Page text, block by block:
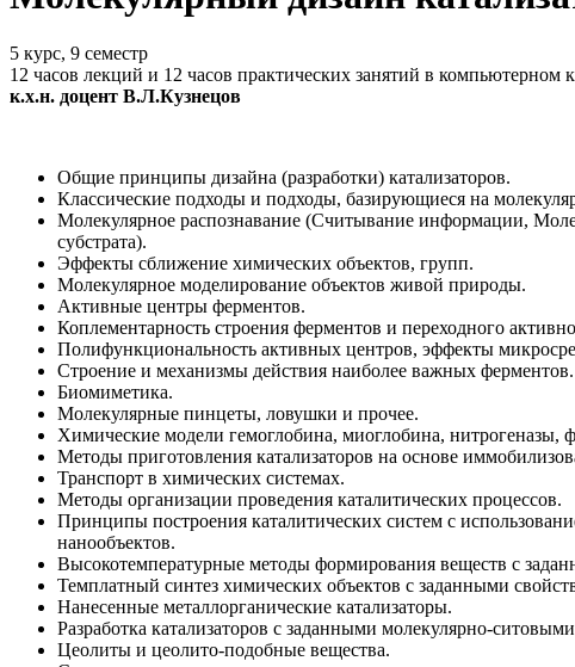
5 курс, 9 семестр
12 часов лекций и 12 часов практических занятий в компьютерном
к.х.н. доцент В.Л.Кузнецов
Общие принципы дизайна (разработки) катализаторов.
Классические подходы и подходы, базирующиеся на
Молекулярное распознавание (Считывание информации,
субстрата).
Эффекты сближение химических объектов, групп.
Молекулярное моделирование объектов живой природы.
Активные центры ферментов.
Коплементарность строения ферментов и переходного
Полифункциональность активных центров, эффекты
Строение и механизмы действия наиболее важных ферментов.
Биомиметика.
Молекулярные пинцеты, ловушки и прочее.
Химические модели гемоглобина, миоглобина, нитрогеназы,
Методы приготовления катализаторов на основе
Транспорт в химических системах.
Методы организации проведения каталитических процессов.
Принципы построения каталитических систем с
нанообъектов.
Высокотемпературные методы формирования веществ с
Темплатный синтез химических объектов с заданными
Нанесенные металлорганические катализаторы.
Разработка катализаторов с заданными молекулярно-
Цеолиты и цеолито-подобные вещества.